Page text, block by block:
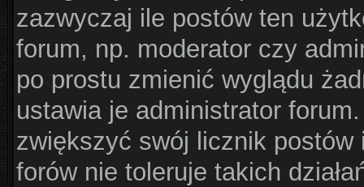
zazwyczaj ile postów ten
forum, np. moderator czy
po prostu zmienić wyglądu
ustawia je administrator
zwiększyć swój licznik
forów nie toleruje takich